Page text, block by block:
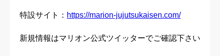
特設サイト： https://marion-jujutsukaisen.com/
新規情報はマリオン公式ツイッターでご確認下さい